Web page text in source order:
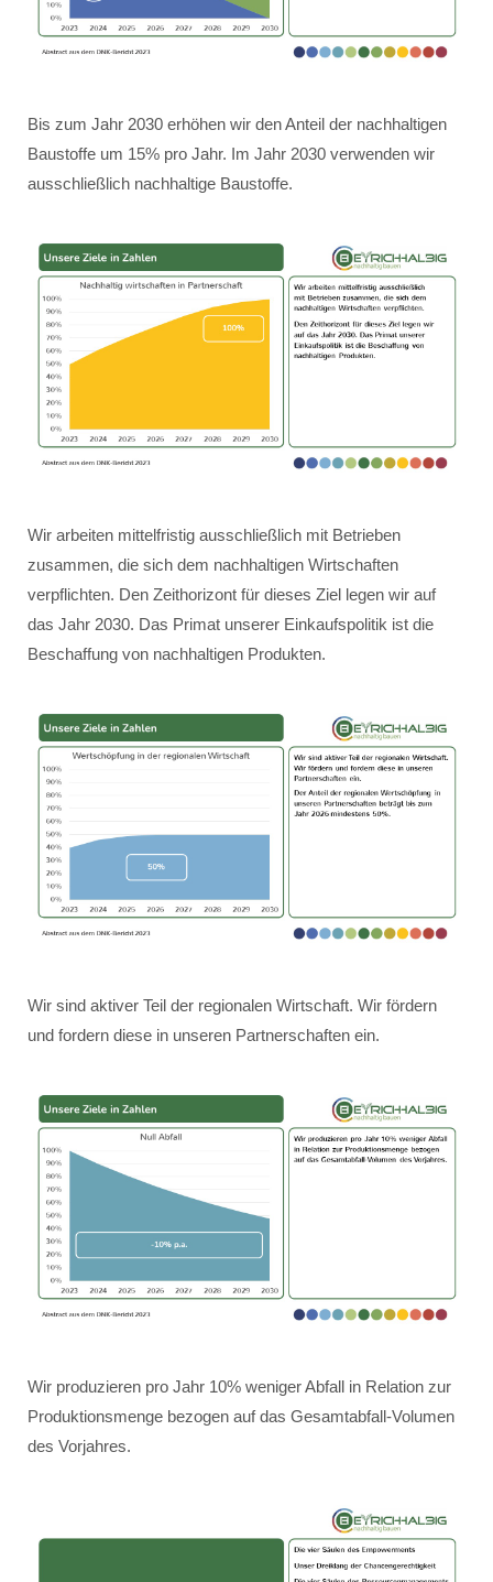
Bis zum Jahr 2030 erhöhen wir den Anteil der nachhaltigen
Baustoffe um 15% pro Jahr. Im Jahr 2030 verwenden wir
ausschließlich nachhaltige Baustoffe.
Wir arbeiten mittelfristig ausschließlich mit Betrieben
zusammen, die sich dem nachhaltigen Wirtschaften
verpflichten. Den Zeithorizont für dieses Ziel legen wir auf
das Jahr 2030. Das Primat unserer Einkaufspolitik ist die
Beschaffung von nachhaltigen Produkten.
Wir sind aktiver Teil der regionalen Wirtschaft. Wir fördern
und fordern diese in unseren Partnerschaften ein.
Wir produzieren pro Jahr 10% weniger Abfall in Relation zur
Produktionsmenge bezogen auf das Gesamtabfall-Volumen
des Vorjahres.